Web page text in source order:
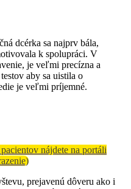
dcérka sa najprv bála,
k spolupráci. V
je veľmi precízna a
aby sa uistila o
je veľmi príjemné.
nájdete na portáli
prejavenú dôveru ako i